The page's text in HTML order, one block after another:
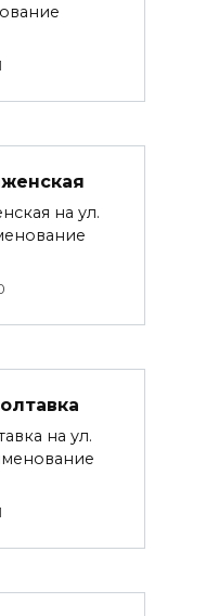
на ул.
на ул.